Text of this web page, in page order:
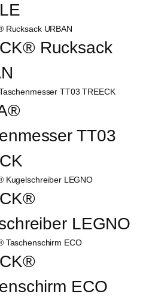
Rucksack
TT03
LEGNO
ECO